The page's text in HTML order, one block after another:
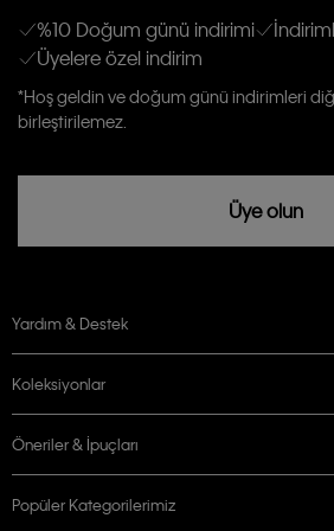
Kişiye özel ticari elektronik iletilerini almak için
Aydınlatma Metni’niokuduğumu kabul
Calvin Klein tarafından kişisel verilerimin
rızam vardır
%10 Doğum günü indirimi
Üyelere özel indirim
*Hoş geldin ve doğum günü indirimleri
birleştirilemez.
Üye olun
Yardım & Destek
Koleksiyonlar
Öneriler & İpuçları
Popüler Kategorilerimiz